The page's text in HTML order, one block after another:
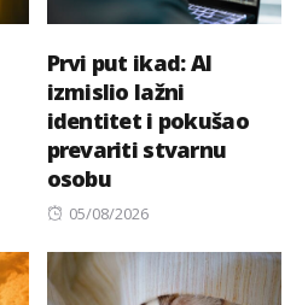
Prvi put ikad: AI
izmislio lažni
identitet i pokušao
prevariti stvarnu
osobu
Posted
05/08/2026